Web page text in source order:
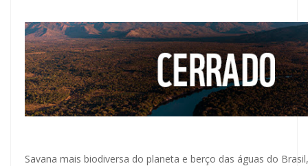
Savana mais biodiversa do planeta e berço das águas do